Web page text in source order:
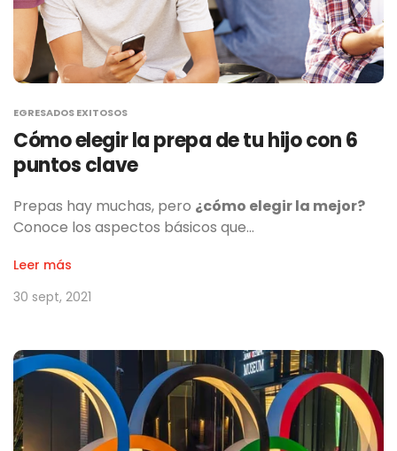
EGRESADOS EXITOSOS
Cómo elegir la prepa de tu hijo con 6
puntos clave
Prepas hay muchas, pero ¿cómo elegir la mejor?
Conoce los aspectos básicos que…
Leer más
30 sept, 2021